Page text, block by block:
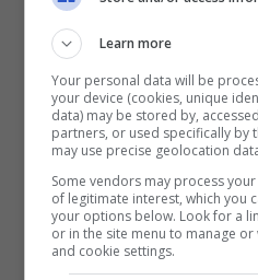
La campagna arriva in vista
notizie.com
In Italia,l’Autorità per
Comunicazioni
disponibile il video
Learn more
Your personal data will be
your device (cookies, unique
data) may be stored by,
partners, or used specifically by
may use precise geolocation
Some vendors may process
of legitimate interest, which you
your options below. Look for a
or in the site menu to manage
and cookie settings.